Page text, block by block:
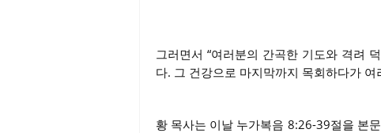
그러면서 “여러분의 간곡한 기도와 격려
다. 그 건강으로 마지막까지 목회하다가
황 목사는 이날 누가복음 8:26-39절을 본